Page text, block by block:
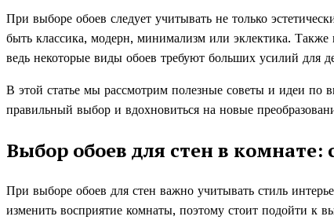
При выборе обоев следует учитывать не только
быть классика, модерн, минимализм или эклектика.
ведь некоторые виды обоев требуют больших усилий для
В этой статье мы рассмотрим полезные советы и идеи по
правильный выбор и вдохновиться на новые
Выбор обоев для стен в комнате:
При выборе обоев для стен важно учитывать стиль
изменить восприятие комнаты, поэтому стоит подойти к